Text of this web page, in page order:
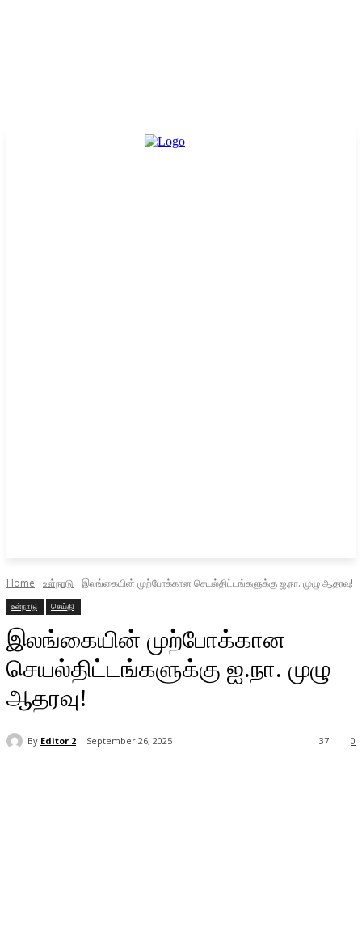
Home உள்நாடு இலங்கையின் முற்போக்கான செயல்திட்டங்களுக்கு ஐ.நா. முழு ஆதரவு!
உள்நாடு செய்தி
இலங்கையின் முற்போக்கான
செயல்திட்டங்களுக்கு ஐ.நா. முழு
ஆதரவு!
By Editor 2 September 26, 2025 0
37